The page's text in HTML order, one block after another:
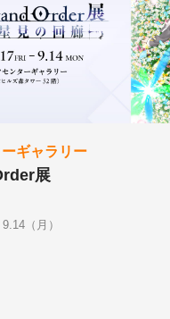
ギャラリー
展
（月）